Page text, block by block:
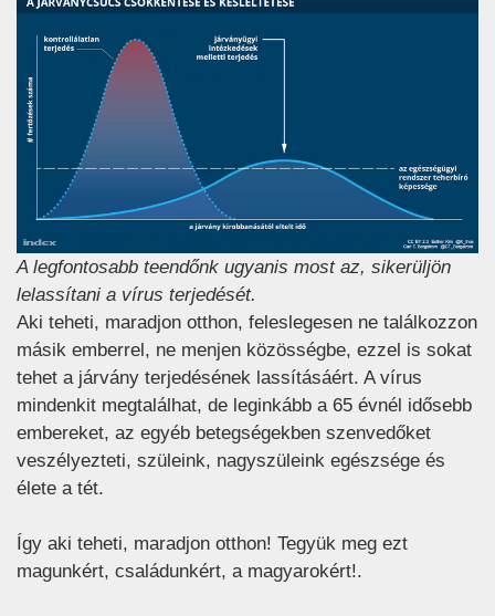
A legfontosabb teendőnk ugyanis most az, sikerüljön
lelassítani a vírus terjedését.
Aki teheti, maradjon otthon, feleslegesen ne találkozzon
másik emberrel, ne menjen közösségbe, ezzel is sokat
tehet a járvány terjedésének lassításáért. A vírus
mindenkit megtalálhat, de leginkább a 65 évnél idősebb
embereket, az egyéb betegségekben szenvedőket
veszélyezteti, szüleink, nagyszüleink egészsége és
élete a tét.
Így aki teheti, maradjon otthon! Tegyük meg ezt
magunkért, családunkért, a magyarokért!.